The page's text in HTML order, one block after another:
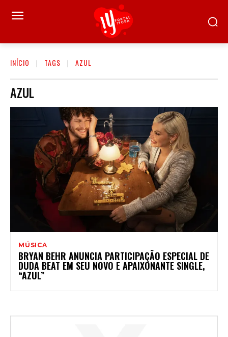
INÍCIO TAGS AZUL
AZUL
MÚSICA
BRYAN BEHR ANUNCIA PARTICIPAÇÃO ESPECIAL DE
DUDA BEAT EM SEU NOVO E APAIXONANTE SINGLE,
“AZUL”